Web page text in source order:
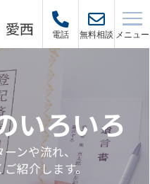
電話 無料相談 メニュー
いろいろ
ンや流れ、
紹介します。